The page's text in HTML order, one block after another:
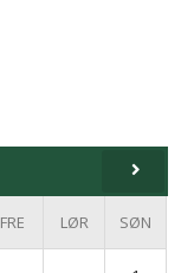
FRE LØR SØN